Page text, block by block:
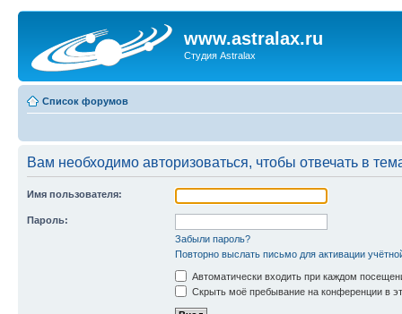
www.astralax.ru
Студия Astralax
Список форумов
Вам необходимо авторизоваться, чтобы отвечать в
Имя пользователя:
Пароль:
Забыли пароль?
Повторно выслать письмо для активации
Автоматически входить при каждом
Скрыть моё пребывание на конференции в